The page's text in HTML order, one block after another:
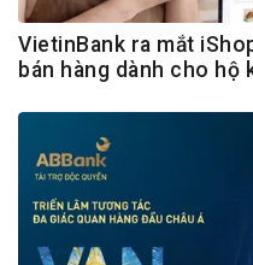
VietinBank ra mắt
bán hàng dành cho hộ